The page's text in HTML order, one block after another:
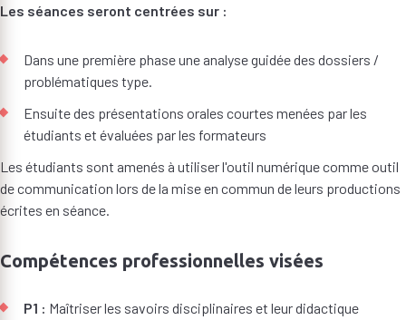
Les séances seront centrées sur :
Dans une première phase une analyse guidée des dossiers /
problématiques type.
Ensuite des présentations orales courtes menées par les
étudiants et évaluées par les formateurs
Les étudiants sont amenés à utiliser l'outil numérique comme outil
de communication lors de la mise en commun de leurs productions
écrites en séance.
Compétences professionnelles visées
P1 : Maîtriser les savoirs disciplinaires et leur didactique